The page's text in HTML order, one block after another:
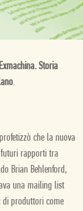
Exmachina. Storia
.
che la nuova
rapporti tra
Brian Behlenford,
una mailing list
di produttori come